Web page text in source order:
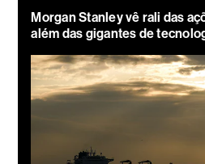
Morgan Stanley vê rali das
além das gigantes de